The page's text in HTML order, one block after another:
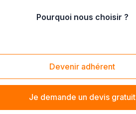
Pourquoi nous choisir ?
Devenir adhérent
Je demande un devis gratuit